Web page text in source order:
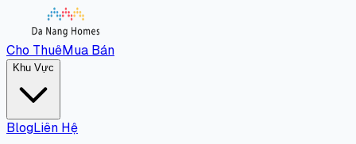
Cho ThuêMua Bán
Khu Vực
BlogLiên Hệ